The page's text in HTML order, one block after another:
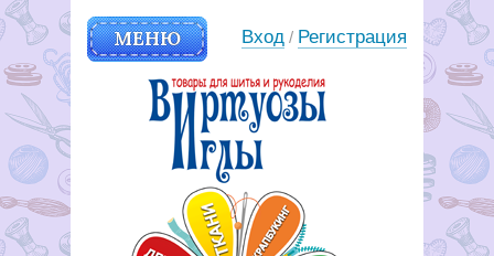
МЕНЮ Вход / Регистрация